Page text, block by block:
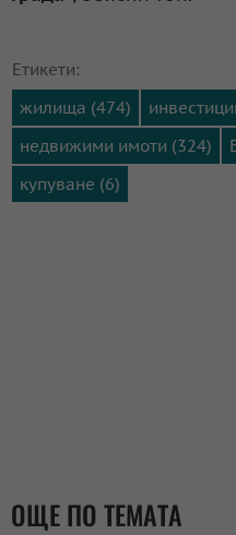
Етикети:
жилища (474)
недвижими имоти (324)
купуване (6)
ОЩЕ ПО ТЕМАТА